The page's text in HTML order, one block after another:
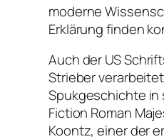
moderne
Erklärung finden
Auch der US
Strieber
Spukgeschichte in
Fiction Roman
Koontz, einer der